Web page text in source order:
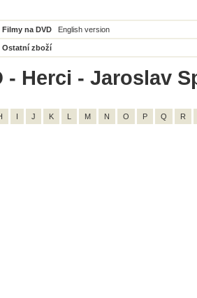
Filmy na DVD English version
Ostatní zboží
- Herci - Jaroslav
I J K L M N O P Q R